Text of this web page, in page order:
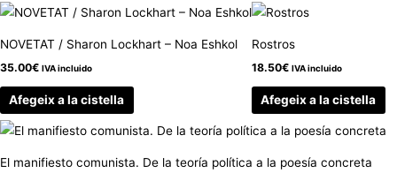
NOVETAT / Sharon Lockhart – Noa Eshkol
35.00€ IVA incluido
Afegeix a la cistella
Rostros
18.50€ IVA incluido
Afegeix a la cistella
El manifiesto comunista. De la teoría política a la poesía concreta